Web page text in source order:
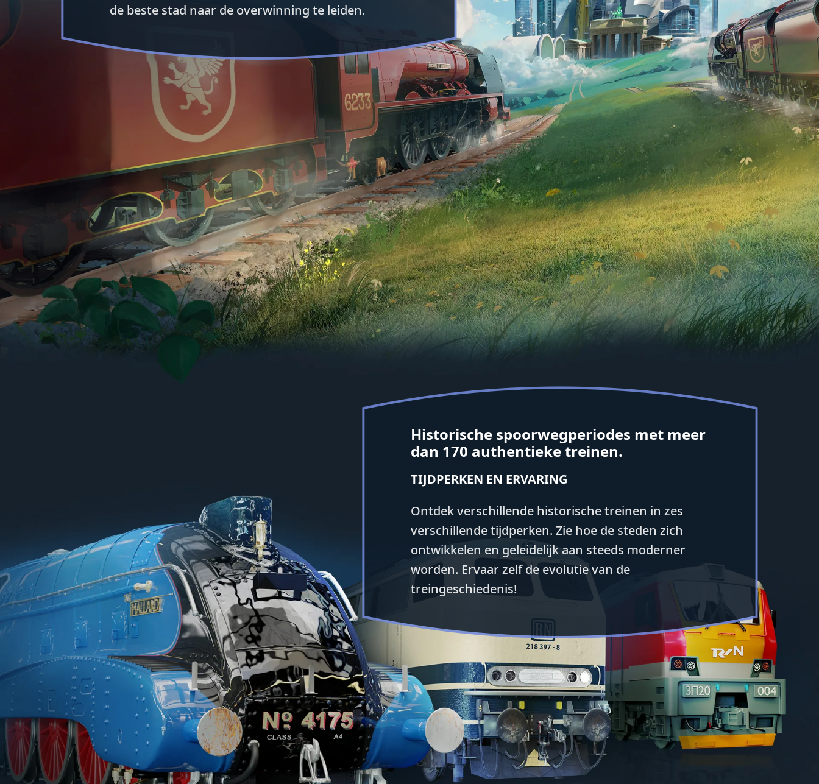
de beste stad naar de overwinning te leiden.
Historische spoorwegperiodes met meer
dan 170 authentieke treinen.
TIJDPERKEN EN ERVARING
Ontdek verschillende historische treinen in zes
verschillende tijdperken. Zie hoe de steden zich
ontwikkelen en geleidelijk aan steeds moderner
worden. Ervaar zelf de evolutie van de
treingeschiedenis!